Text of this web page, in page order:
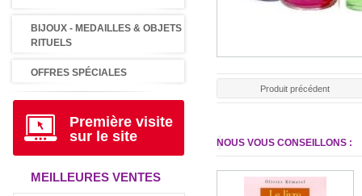
BIJOUX - MEDAILLES & OBJETS
RITUELS
OFFRES SPÉCIALES
Première visite
sur le site
MEILLEURES VENTES
Produit précédent
NOUS VOUS CONSEILLONS :